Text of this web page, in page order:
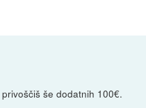
še dodatnih 100€.